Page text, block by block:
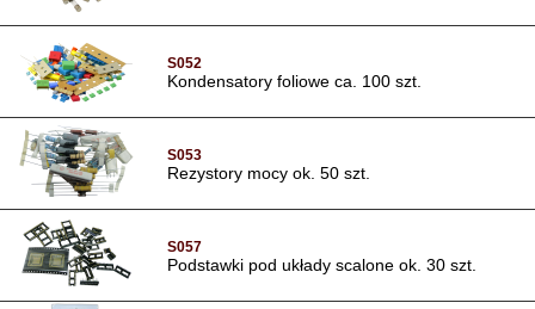
S052
Kondensatory foliowe ca. 100 szt.
S053
Rezystory mocy ok. 50 szt.
S057
Podstawki pod układy scalone ok. 30 szt.